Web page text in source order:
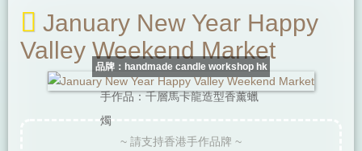
January New Year Happy
Valley Weekend Market
~ 請支持香港手作品牌 ~
品牌：handmade candle workshop hk
手作品：千層馬卡龍造型香薰蠟
燭